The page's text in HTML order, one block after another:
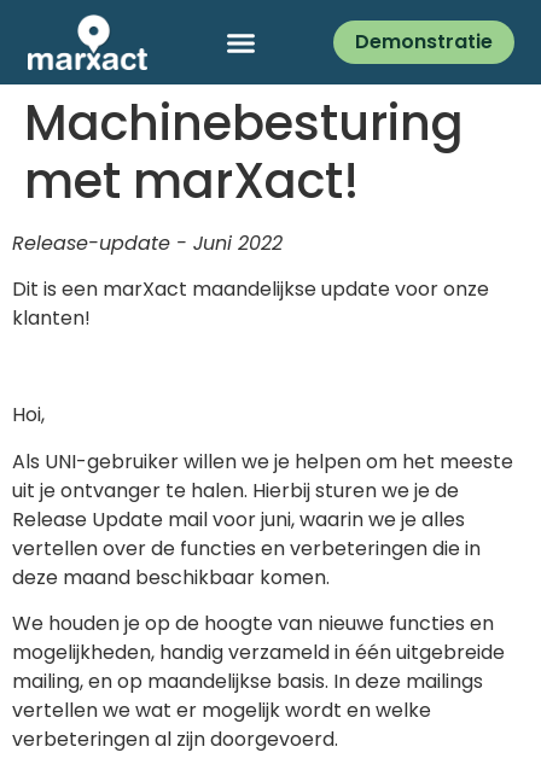
Demonstratie
Machinebesturing
met marXact!
Release-update - Juni 2022
Dit is een marXact maandelijkse update voor onze
klanten!
Hoi,
Als UNI-gebruiker willen we je helpen om het meeste
uit je ontvanger te halen. Hierbij sturen we je de
Release Update mail voor juni, waarin we je alles
vertellen over de functies en verbeteringen die in
deze maand beschikbaar komen.
We houden je op de hoogte van nieuwe functies en
mogelijkheden, handig verzameld in één uitgebreide
mailing, en op maandelijkse basis. In deze mailings
vertellen we wat er mogelijk wordt en welke
verbeteringen al zijn doorgevoerd.